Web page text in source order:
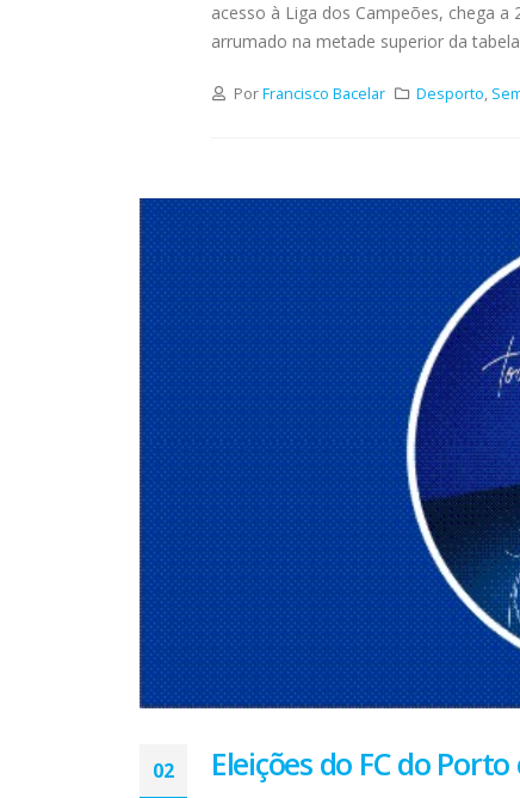
acesso à Liga dos Campeões, chega
arrumado na metade superior da
PorFrancisco Bacelar Desporto,
02 Eleições do FC do